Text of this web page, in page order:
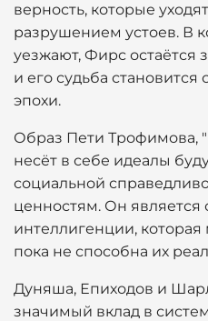
верность, которые
разрушением устоев. В
уезжают, Фирс остаётся
и его судьба
эпохи.
Образ Пети Трофимова,
несёт в себе идеалы
социальной
ценностям. Он
интеллигенции,
пока не способна их
Дуняша, Епиходов и
значимый вклад в